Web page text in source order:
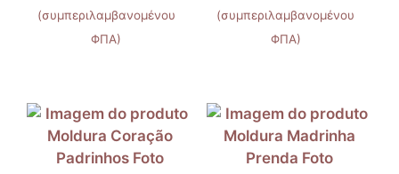
(συμπεριλαμβανομένου
ΦΠΑ)
(συμπεριλαμβανομένου
ΦΠΑ)